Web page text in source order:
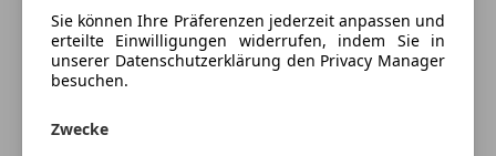
Navigationssystem
Regensensor
Schlüssellose Zentralverriegelung
Tempomat
Preisbewertung
Mehr anzeigen
Versicherung
Sie können Ihre Präferenzen jederzeit anpassen und
erteilte Einwilligungen widerrufen, indem Sie in
unserer Datenschutzerklärung den Privacy Manager
besuchen.
Zwecke